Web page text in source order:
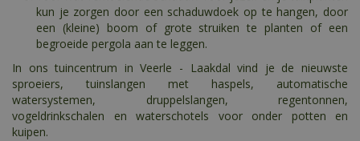
kun je zorgen door een schaduwdoek op te hangen, door
een (kleine) boom of grote struiken te planten of een
begroeide pergola aan te leggen.
In ons tuincentrum in Veerle - Laakdal vind je de nieuwste
sproeiers, tuinslangen met haspels, automatische
watersystemen, druppelslangen, regentonnen,
vogeldrinkschalen en waterschotels voor onder potten en
kuipen.